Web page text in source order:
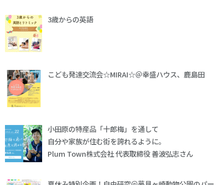
3歳からの英語
こども発達交流会☆MIRAI☆＠幸盛ハウス、鹿島田
小田原の特産品「十郎梅」を通して
自分や家族が住む街を誇れるように。
Plum Town株式会社 代表取締役 善波弘志さん